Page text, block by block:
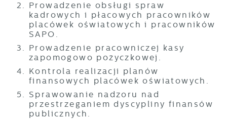
Prowadzenie obsługi spraw
kadrowych i płacowych pracowników
placówek oświatowych i pracowników
SAPO.
Prowadzenie pracowniczej kasy
zapomogowo pożyczkowej.
Kontrola realizacji planów
finansowych placówek oświatowych.
Sprawowanie nadzoru nad
przestrzeganiem dyscypliny finansów
publicznych.